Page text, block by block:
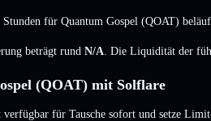
für Quantum Gospel (QOAT)
beträgt rund N/A . Die Liquidität der
(QOAT) mit Solflare
für Tausche sofort und setze